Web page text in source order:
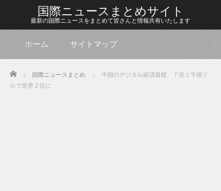
国際ニュースまとめサイト
最新の国際ニュースをまとめて皆さんと情報共有いたします
ホーム サイトマップ
Home 国際ニュースまとめ
中国のデジタル経済規模、７兆１千億ド
ルで世界２位に